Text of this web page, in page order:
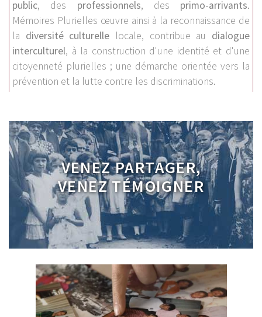
public, des professionnels, des primo-arrivants.
Mémoires Plurielles œuvre ainsi à la reconnaissance de
la diversité culturelle locale, contribue au dialogue
interculturel, à la construction d'une identité et d'une
citoyenneté plurielles ; une démarche orientée vers la
prévention et la lutte contre les discriminations.
VENEZ PARTAGER,
VENEZ TÉMOIGNER